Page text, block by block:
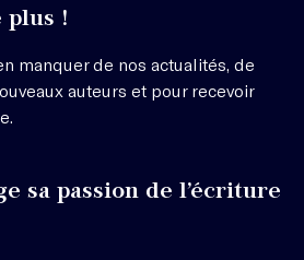
plus !
manquer de nos actualités, de
auteurs et pour recevoir
sa passion de l’écriture